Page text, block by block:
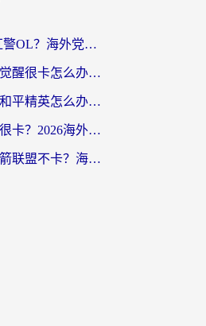
巴西怎么玩云·红警OL？海外党国服游戏加速终极攻略（附非洲逆水寒&天下山海低延迟技巧）
在海外玩雷电：觉醒很卡怎么办？2026终极指南帮你告别延迟与卡顿
在柬埔寨打不开和平精英怎么办？海外党必看的国服游戏加速终极指南
国外玩永恒之塔很卡？2026海外党国服游戏加速器终极指南（附街头篮球坦克世界实测）
在美国怎么玩火箭联盟不卡？海外玩家国服游戏加速终极指南（附明日方舟美版王者荣耀优化技巧）